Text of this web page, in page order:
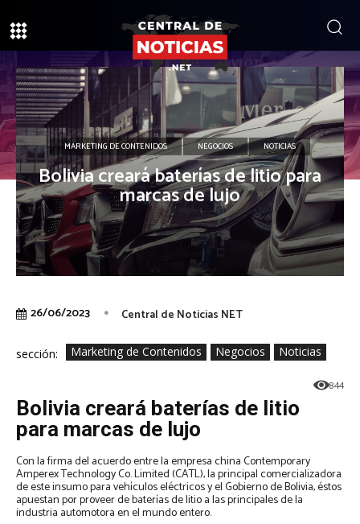
MARKETING DE CONTENIDOS NEGOCIOS NOTICIAS
Bolivia creará baterías de litio para
marcas de lujo
26/06/2023 Central de Noticias NET
sección: Marketing de Contenidos Negocios Noticias
844
Bolivia creará baterías de litio
para marcas de lujo
Con la firma del acuerdo entre la empresa china Contemporary
Amperex Technology Co. Limited (CATL), la principal comercializadora
de este insumo para vehículos eléctricos y el Gobierno de Bolivia, éstos
apuestan por proveer de baterías de litio a las principales de la
industria automotora en el mundo entero.